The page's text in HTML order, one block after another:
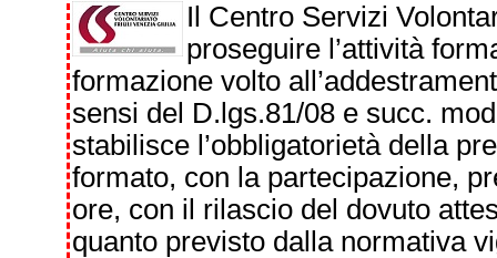
Il Centro Servizi
proseguire l’attività
formazione volto
sensi del D.lgs.81/08 e succ.
stabilisce l’obbligatorietà della
formato, con la partecipazione,
ore, con il rilascio del dovuto
quanto previsto dalla normativa